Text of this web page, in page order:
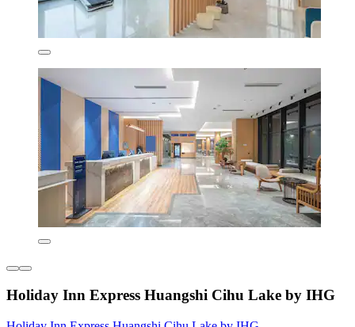
Holiday Inn Express Huangshi Cihu Lake by IHG